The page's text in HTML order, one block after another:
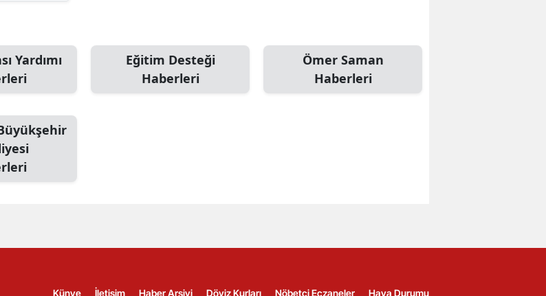
Yardımı
Eğitim Desteği
Haberleri
Ömer Saman
Haberleri
Künye İletişim Haber Arşivi Döviz Kurları Nöbetçi Eczaneler Hava Durumu